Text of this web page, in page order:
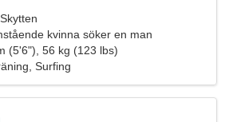
kvinna söker en man
(5'6"), 56 kg (123 lbs)
Surfing